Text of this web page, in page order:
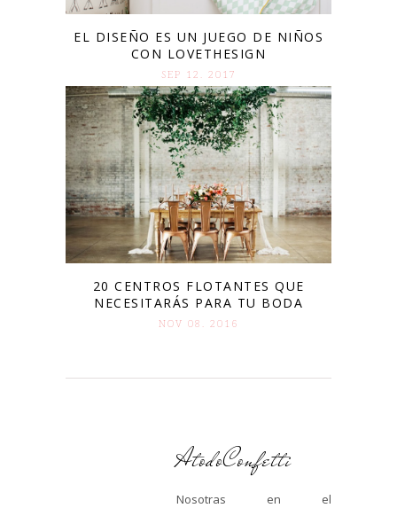
EL DISEÑO ES UN JUEGO DE NIÑOS
CON LOVETHESIGN
SEP 12. 2017
20 CENTROS FLOTANTES QUE
NECESITARÁS PARA TU BODA
NOV 08. 2016
AtodoConfetti
Nosotras en el